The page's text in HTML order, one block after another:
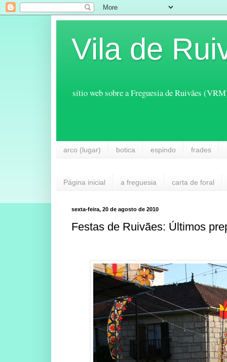
Vila de
sítio web sobre a Freguesia de Ruivães
arco (lugar) botica espindo frades
Página inicial a freguesia carta de foral
sexta-feira, 20 de agosto de 2010
Festas de Ruivães: Últimos